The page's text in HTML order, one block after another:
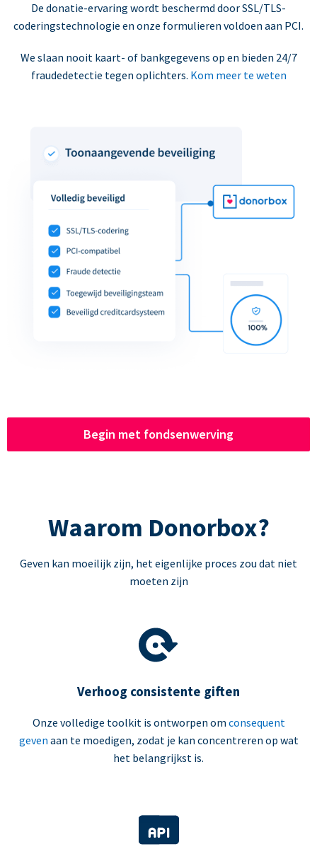
De donatie-ervaring wordt beschermd door SSL/TLS-
coderingstechnologie en onze formulieren voldoen aan PCI.
We slaan nooit kaart- of bankgegevens op en bieden 24/7
fraudedetectie tegen oplichters. Kom meer te weten
Begin met fondsenwerving
Waarom Donorbox?
Geven kan moeilijk zijn, het eigenlijke proces zou dat niet
moeten zijn
Verhoog consistente giften
Onze volledige toolkit is ontworpen om consequent
geven aan te moedigen, zodat je kan concentreren op wat
het belangrijkst is.